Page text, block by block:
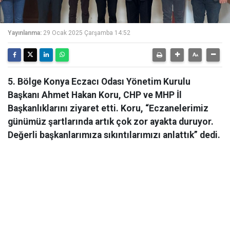
Yayınlanma: 29 Ocak 2025 Çarşamba 14:52
5. Bölge Konya Eczacı Odası Yönetim Kurulu
Başkanı Ahmet Hakan Koru, CHP ve MHP İl
Başkanlıklarını ziyaret etti. Koru, “Eczanelerimiz
günümüz şartlarında artık çok zor ayakta duruyor.
Değerli başkanlarımıza sıkıntılarımızı anlattık” dedi.